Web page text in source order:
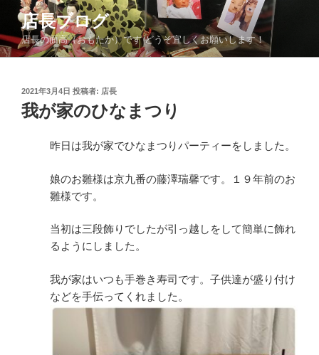
テ
ン
店長ブログ
店長の面高（おもたか）です どうぞ宜しくお願いします！
投
稿
日:
2021年3月4日 投稿者: 店長
我が家のひなまつり
昨日は我が家でひなまつりパーティーをしました。
娘のお雛様は京九番の藤澤瑞馨です。１９年前のお
雛様です。
当初は三段飾りでしたが引っ越しをして簡単に飾れ
るようにしました。
我が家はいつも手巻き寿司です。子供達が盛り付け
などを手伝ってくれました。